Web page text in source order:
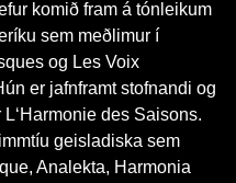
komið fram á tónleikum
sem meðlimur í
og Les Voix
er jafnframt stofnandi og
des Saisons.
geisladiska sem
Analekta, Harmonia